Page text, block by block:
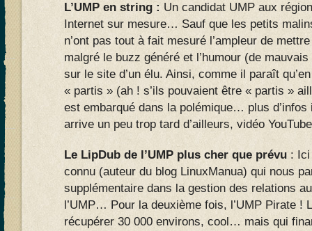
L’UMP en string : Un candidat UMP aux
Internet sur mesure… Sauf que les petits
n’ont pas tout à fait mesuré l’ampleur de
malgré le buzz généré et l’humour (de
sur le site d’un élu. Ainsi, comme il paraît
« partis » (ah ! s’ils pouvaient être « partis »
est embarqué dans la polémique… plus
arrive un peu trop tard d’ailleurs, vidéo
Le LipDub de l’UMP plus cher que prévu : Ici
connu (auteur du blog LinuxManua) qui nous
supplémentaire dans la gestion des relations
l’UMP… Pour la deuxième fois, l’UMP Pirate !
récupérer 30 000 environs, cool… mais qui